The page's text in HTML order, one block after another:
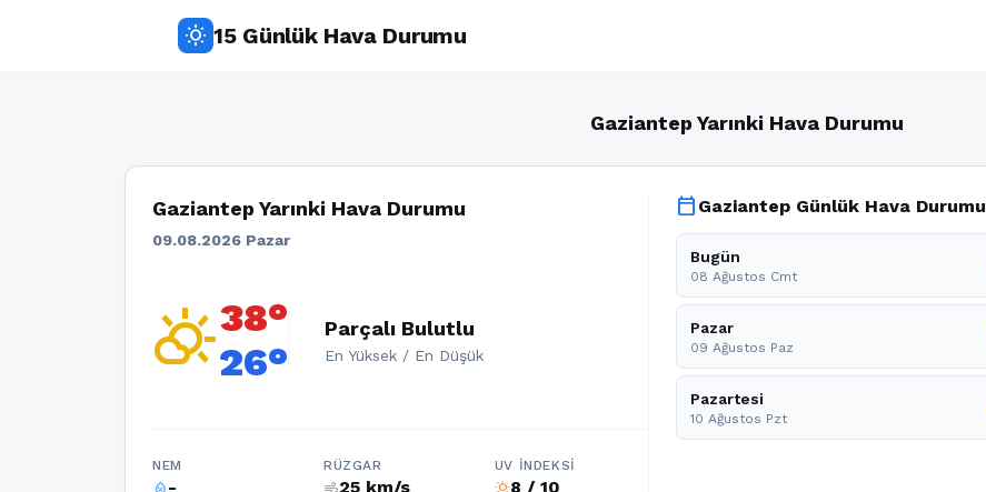
wb_sunny 15 Günlük Hava Durumu
Gaziantep Yarınki Hava Durumu
Gaziantep Yarınki Hava Durumu
09.08.2026 Pazar
partly_cloudy_day38°
26°
Parçalı Bulutlu
En Yüksek / En Düşük
NEM
humidity_percentage-
RÜZGAR
air25 km/s
UV İNDEKSI
wb_sunny8 / 10
calendar_today Gaziantep Günlük Hava Durumu
Bugün
08 Ağustos Cmt
Pazar
09 Ağustos Paz
Pazartesi
10 Ağustos Pzt